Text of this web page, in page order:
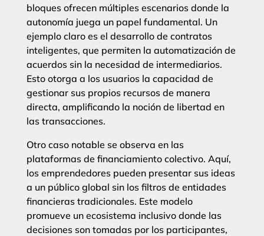
bloques ofrecen múltiples escenarios donde la
autonomía juega un papel fundamental. Un
ejemplo claro es el desarrollo de contratos
inteligentes, que permiten la automatización de
acuerdos sin la necesidad de intermediarios.
Esto otorga a los usuarios la capacidad de
gestionar sus propios recursos de manera
directa, amplificando la noción de libertad en
las transacciones.
Otro caso notable se observa en las
plataformas de financiamiento colectivo. Aquí,
los emprendedores pueden presentar sus ideas
a un público global sin los filtros de entidades
financieras tradicionales. Este modelo
promueve un ecosistema inclusivo donde las
decisiones son tomadas por los participantes,